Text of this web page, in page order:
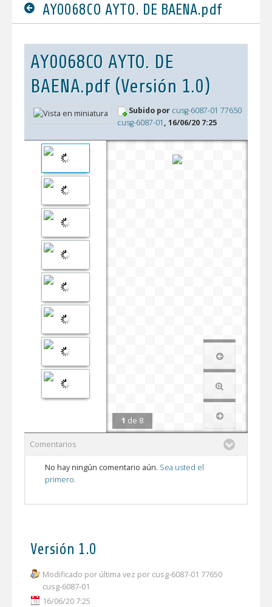
AY0068CO AYTO. DE BAENA.pdf
AY0068CO AYTO. DE
BAENA.pdf (Versión 1.0)
Subido por cusg-6087-01 77650
cusg-6087-01 , 16/06/20 7:25
1 de 8
Comentarios
No hay ningún comentario aún. Sea usted el
primero.
Versión 1.0
Modificado por última vez por cusg-6087-01 77650
cusg-6087-01
16/06/20 7:25